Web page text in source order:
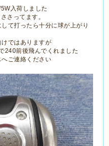
入荷しました
さってます。
て打ったら十分に球が上がり
ではありますが
240前後飛んでくれました
ご連絡ください